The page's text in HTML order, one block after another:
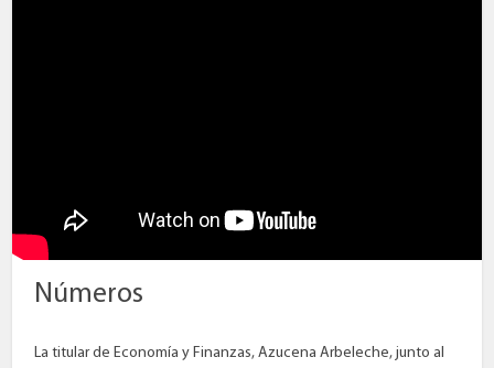
Números
La titular de Economía y Finanzas, Azucena Arbeleche, junto al